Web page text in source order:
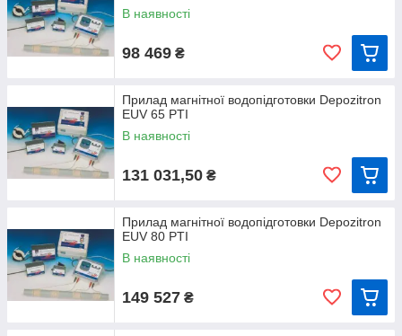
В наявності
98 469 ₴
Прилад магнітної водопідготовки Depozitron
EUV 65 PTI
В наявності
131 031,50 ₴
Прилад магнітної водопідготовки Depozitron
EUV 80 PTI
В наявності
149 527 ₴